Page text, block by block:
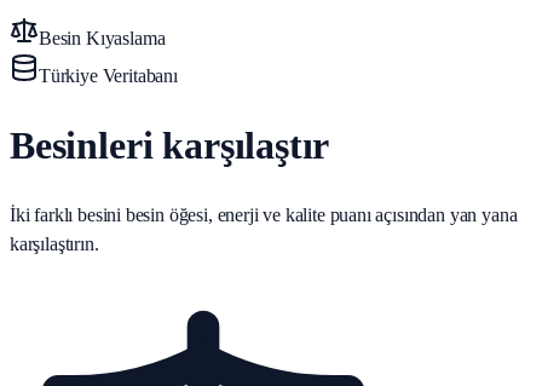
Besin Kıyaslama
Türkiye Veritabanı
Besinleri karşılaştır
İki farklı besini besin öğesi, enerji ve kalite puanı açısından yan yana
karşılaştırın.